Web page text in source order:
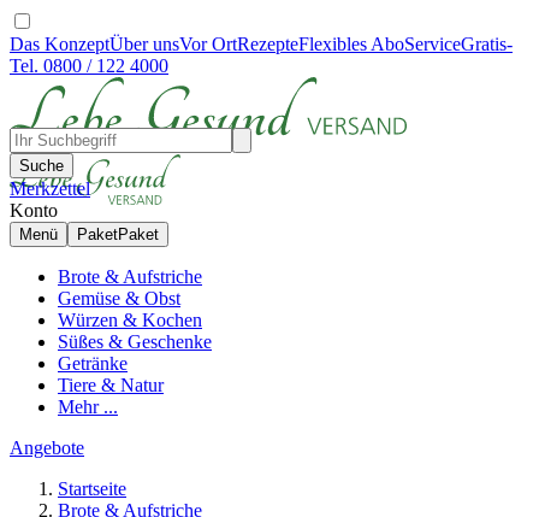
Das KonzeptÜber unsVor OrtRezepteFlexibles AboServiceGratis-
Tel. 0800 / 122 4000
Suche
Merkzettel
Konto
Menü PaketPaket
Brote & Aufstriche
Gemüse & Obst
Würzen & Kochen
Süßes & Geschenke
Getränke
Tiere & Natur
Mehr ...
Angebote
Startseite
Brote & Aufstriche